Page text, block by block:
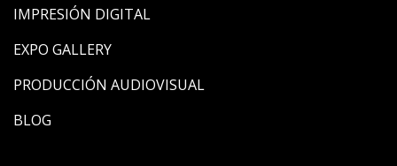
IMPRESIÓN DIGITAL
EXPO GALLERY
PRODUCCIÓN AUDIOVISUAL
BLOG